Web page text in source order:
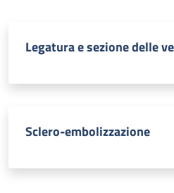
Legatura e sezione delle
Sclero-embolizzazione